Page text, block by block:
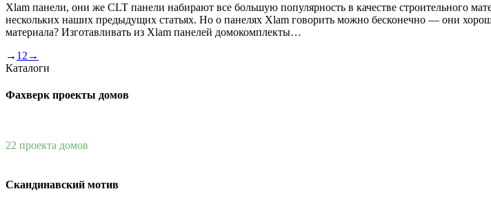
Xlam панели, они же CLT панели набирают все большую популярность в качестве строительного
нескольких наших предыдущих статьях. Но о панелях Xlam говорить можно бесконечно — они
материала? Изготавливать из Xlam панелей домокомплекты…
→ 1 2 →
Каталоги
Фахверк проекты домов
22 проекта домов
Скандинавский мотив